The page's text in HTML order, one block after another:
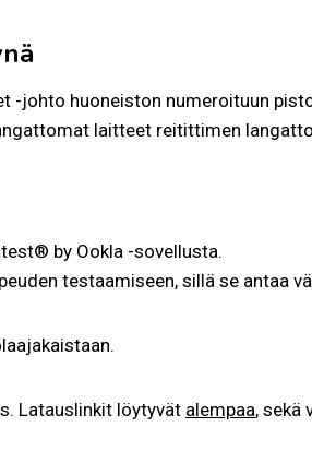
-johto huoneiston numeroituun
laitteet reitittimen
by Ookla -sovellusta.
testaamiseen, sillä se antaa
Latauslinkit löytyvät alempaa, sekä